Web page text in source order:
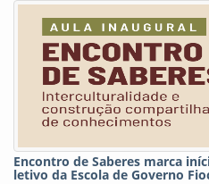
Encontro de Saberes marca
letivo da Escola de Governo